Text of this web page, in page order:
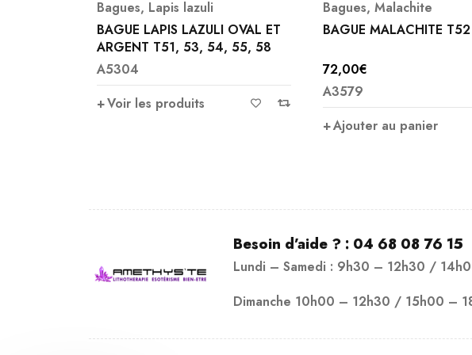
Bagues, Malachite
BAGUE MALACHITE T52
72,00€
A3579
Bagues, Fluorine
BAGUE FLUORINE REG
129,00
A3591
Ajouter au panier
Besoin d’aide ? : 04 68 08 76 15
Lundi – Samedi : 9h30 – 12h30 /
Dimanche 10h00 – 12h30 / 15h00 –